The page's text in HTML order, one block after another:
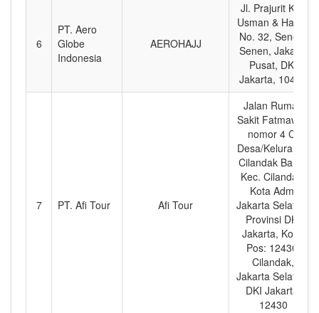
6
PT. Aero
Globe
Indonesia
AEROHAJJ
Jl. Prajurit Kko
Usman & Harun
No. 32, Senen,
Senen, Jakarta
Pusat, DKI
Jakarta, 10410
7 PT. Afi Tour Afi Tour
Jalan Rumah
Sakit Fatmawati
nomor 4 C,
Desa/Kelurahan
Cilandak Barat,
Kec. Cilandak,
Kota Adm.
Jakarta Selatan,
Provinsi DKI
Jakarta, Kode
Pos: 12430,
Cilandak,
Jakarta Selatan,
DKI Jakarta,
12430